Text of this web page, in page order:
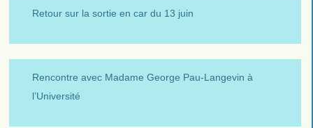
Retour sur la sortie en car du 13 juin
Rencontre avec Madame George Pau-Langevin à
l’Université